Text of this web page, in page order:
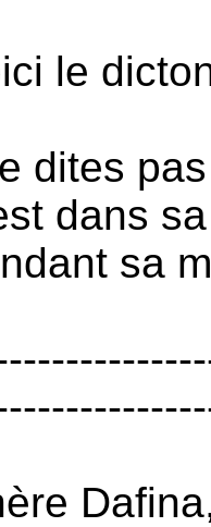
le
dites
dans
sa